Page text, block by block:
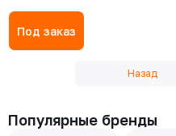
Под заказ
Назад
Популярные бренды